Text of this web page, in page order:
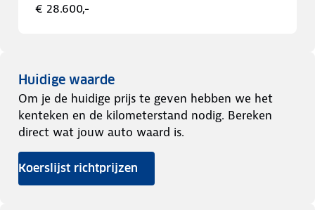
€ 28.600,-
Huidige waarde
Om je de huidige prijs te geven hebben we het
kenteken en de kilometerstand nodig. Bereken
direct wat jouw auto waard is.
Koerslijst richtprijzen